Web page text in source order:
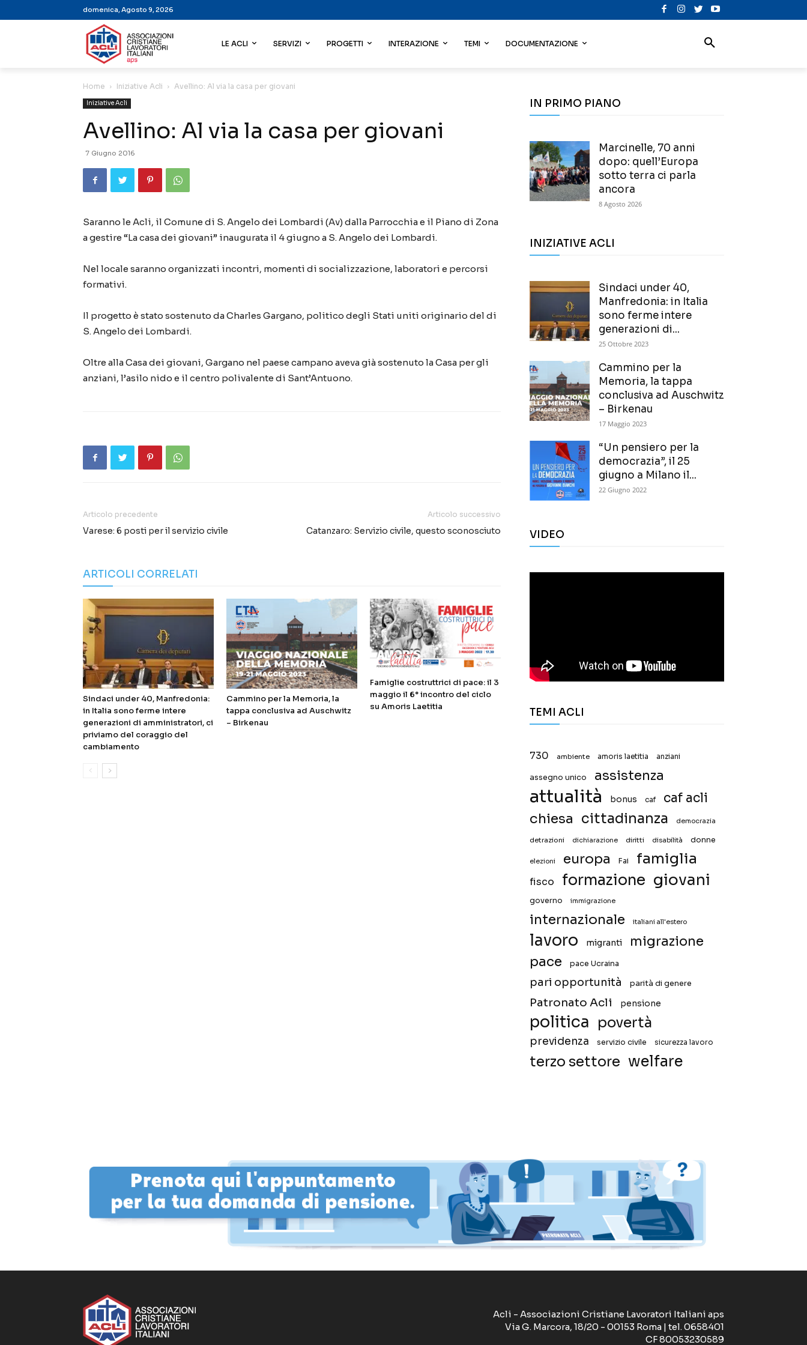
domenica, Agosto 9, 2026
LE ACLI SERVIZI PROGETTI INTERAZIONE TEMI DOCUMENTAZIONE
Home Iniziative Acli Avellino: Al via la casa per giovani
Iniziative Acli
Avellino: Al via la casa per giovani
7 Giugno 2016
Saranno le Acli, il Comune di S. Angelo dei Lombardi (Av) dalla Parrocchia e il Piano di Zona
a gestire “La casa dei giovani” inaugurata il 4 giugno a S. Angelo dei Lombardi.
Nel locale saranno organizzati incontri, momenti di socializzazione, laboratori e percorsi
formativi.
Il progetto è stato sostenuto da Charles Gargano, politico degli Stati uniti originario del di
S. Angelo dei Lombardi.
Oltre alla Casa dei giovani, Gargano nel paese campano aveva già sostenuto la Casa per gli
anziani, l’asilo nido e il centro polivalente di Sant’Antuono.
Articolo precedente
Varese: 6 posti per il servizio civile
Articolo successivo
Catanzaro: Servizio civile, questo sconosciuto
ARTICOLI CORRELATI
Sindaci under 40, Manfredonia:
in Italia sono ferme intere
generazioni di amministratori, ci
priviamo del coraggio del
cambiamento
Cammino per la Memoria, la
tappa conclusiva ad Auschwitz
– Birkenau
Famiglie costruttrici di pace: il 3
maggio il 6° incontro del ciclo
su Amoris Laetitia
IN PRIMO PIANO
Marcinelle, 70 anni
dopo: quell’Europa
sotto terra ci parla
ancora
8 Agosto 2026
INIZIATIVE ACLI
Sindaci under 40,
Manfredonia: in Italia
sono ferme intere
generazioni di...
25 Ottobre 2023
Cammino per la
Memoria, la tappa
conclusiva ad Auschwitz
– Birkenau
17 Maggio 2023
“Un pensiero per la
democrazia”, il 25
giugno a Milano il...
22 Giugno 2022
VIDEO
TEMI ACLI
730 ambiente amoris laetitia anziani
assegno unico assistenza
attualità bonus caf caf acli
chiesa cittadinanza democrazia
detrazioni dichiarazione diritti disabilità donne
elezioni europa Fai famiglia
fisco formazione giovani
governo immigrazione
internazionale italiani all'estero
lavoro migranti
migrazione
pace
pace Ucraina
pari opportunità parità di genere
Patronato Acli pensione
politica povertà
previdenza servizio civile sicurezza lavoro
terzo settore welfare
Acli - Associazioni Cristiane Lavoratori Italiani aps
Via G. Marcora, 18/20 - 00153 Roma | tel. 0658401
CF 80053230589